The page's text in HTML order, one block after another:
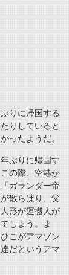
りに帰国する
りしていると
ったようだ。
ぶりに帰国す
の際、空港か
ガランダー帝
散らばり、父
形が運搬人が
しまう。ま
こがアマゾン
だというアマ